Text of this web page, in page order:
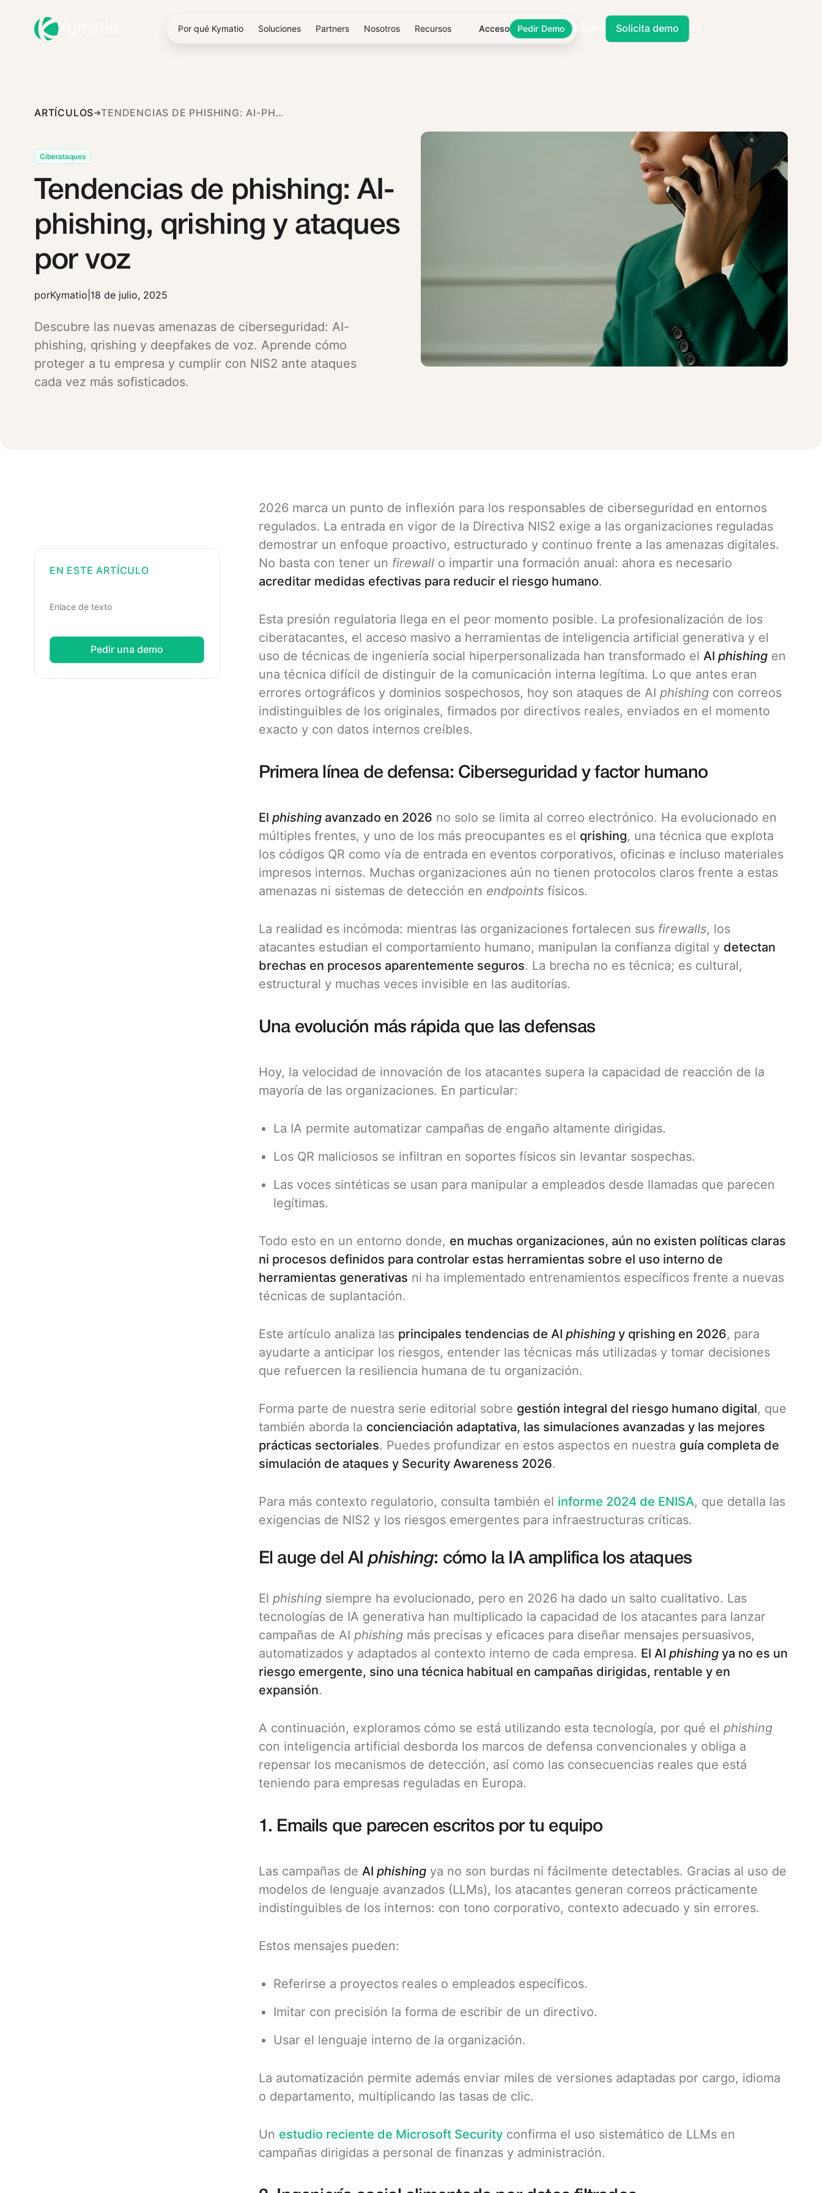
Por qué Kymatio Soluciones Partners Nosotros Recursos Acceso Pedir DemoIniciar sesión Solicita demo
ARTÍCULOS TENDENCIAS DE PHISHING: AI-PHISHING, QRISHING Y ATAQUES POR VOZ
Ciberataques
Tendencias de phishing: AI-
phishing, qrishing y ataques
por voz
porKymatio 18 de julio, 2025
Descubre las nuevas amenazas de ciberseguridad: AI-
phishing, qrishing y deepfakes de voz. Aprende cómo
proteger a tu empresa y cumplir con NIS2 ante ataques
cada vez más sofisticados.
EN ESTE ARTÍCULO
Enlace de texto
Pedir una demo
2026 marca un punto de inflexión para los responsables de ciberseguridad en entornos
regulados. La entrada en vigor de la Directiva NIS2 exige a las organizaciones reguladas
demostrar un enfoque proactivo, estructurado y continuo frente a las amenazas digitales.
No basta con tener un firewallo impartir una formación anual: ahora es necesario
acreditar medidas efectivas para reducir el riesgo humano.
Esta presión regulatoria llega en el peor momento posible. La profesionalización de los
ciberatacantes, el acceso masivo a herramientas de inteligencia artificial generativa y el
uso de técnicas de ingeniería social hiperpersonalizada han transformado el AI phishingen
una técnica difícil de distinguir de la comunicación interna legítima. Lo que antes eran
errores ortográficos y dominios sospechosos, hoy son ataques de AI phishingcon correos
indistinguibles de los originales, firmados por directivos reales, enviados en el momento
exacto y con datos internos creíbles.
Primera línea de defensa: Ciberseguridad y factor humano
El phishing avanzado en 2026 no solo se limita al correo electrónico. Ha evolucionado en
múltiples frentes, y uno de los más preocupantes es el qrishing, una técnica que explota
los códigos QR como vía de entrada en eventos corporativos, oficinas e incluso materiales
impresos internos. Muchas organizaciones aún no tienen protocolos claros frente a estas
amenazas ni sistemas de detección en endpointsfísicos.
La realidad es incómoda: mientras las organizaciones fortalecen sus firewalls, los
atacantes estudian el comportamiento humano, manipulan la confianza digital y detectan
brechas en procesos aparentemente seguros. La brecha no es técnica; es cultural,
estructural y muchas veces invisible en las auditorías.
Una evolución más rápida que las defensas
Hoy, la velocidad de innovación de los atacantes supera la capacidad de reacción de la
mayoría de las organizaciones. En particular:
La IA permite automatizar campañas de engaño altamente dirigidas.
Los QR maliciosos se infiltran en soportes físicos sin levantar sospechas.
Las voces sintéticas se usan para manipular a empleados desde llamadas que parecen
legítimas.
Todo esto en un entorno donde, en muchas organizaciones, aún no existen políticas claras
ni procesos definidos para controlar estas herramientas sobre el uso interno de
herramientas generativas ni ha implementado entrenamientos específicos frente a nuevas
técnicas de suplantación.
Este artículo analiza las principales tendencias de AI phishingy qrishing en 2026, para
ayudarte a anticipar los riesgos, entender las técnicas más utilizadas y tomar decisiones
que refuercen la resiliencia humana de tu organización.
Forma parte de nuestra serie editorial sobre gestión integral del riesgo humano digital, que
también aborda la concienciación adaptativa, las simulaciones avanzadas y las mejores
prácticas sectoriales. Puedes profundizar en estos aspectos en nuestra guía completa de
simulación de ataques y Security Awareness 2026.
Para más contexto regulatorio, consulta también el informe 2024 de ENISA, que detalla las
exigencias de NIS2 y los riesgos emergentes para infraestructuras críticas.
El auge del AIphishing: cómo la IA amplifica los ataques
El phishingsiempre ha evolucionado, pero en 2026 ha dado un salto cualitativo. Las
tecnologías de IA generativa han multiplicado la capacidad de los atacantes para lanzar
campañas de AI phishingmás precisas y eficaces para diseñar mensajes persuasivos,
automatizados y adaptados al contexto interno de cada empresa. El AI phishingya no es un
riesgo emergente, sino una técnica habitual en campañas dirigidas, rentable y en
expansión.
A continuación, exploramos cómo se está utilizando esta tecnología, por qué el phishing
con inteligencia artificial desborda los marcos de defensa convencionales y obliga a
repensar los mecanismos de detección, así como las consecuencias reales que está
teniendo para empresas reguladas en Europa.
1. Emails que parecen escritos por tu equipo
Las campañas de AI phishingya no son burdas ni fácilmente detectables. Gracias al uso de
modelos de lenguaje avanzados (LLMs), los atacantes generan correos prácticamente
indistinguibles de los internos: con tono corporativo, contexto adecuado y sin errores.
Estos mensajes pueden:
Referirse a proyectos reales o empleados específicos.
Imitar con precisión la forma de escribir de un directivo.
Usar el lenguaje interno de la organización.
La automatización permite además enviar miles de versiones adaptadas por cargo, idioma
o departamento, multiplicando las tasas de clic.
Un estudio reciente de Microsoft Securityconfirma el uso sistemático de LLMs en
campañas dirigidas a personal de finanzas y administración.